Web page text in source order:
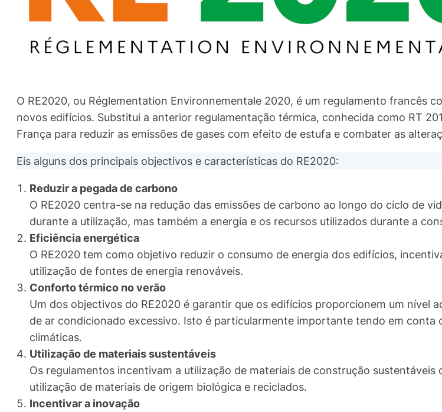
O RE2020, ou Réglementation Environnementale 2020, é um regulamento francês
novos edifícios. Substitui a anterior regulamentação térmica, conhecida como RT
França para reduzir as emissões de gases com efeito de estufa e combater as
Eis alguns dos principais objectivos e características do RE2020:
Reduzir a pegada de carbono
O RE2020 centra-se na redução das emissões de carbono ao longo do ciclo de
durante a utilização, mas também a energia e os recursos utilizados durante a
Eficiência energética
O RE2020 tem como objetivo reduzir o consumo de energia dos edifícios,
utilização de fontes de energia renováveis.
Conforto térmico no verão
Um dos objectivos do RE2020 é garantir que os edifícios proporcionem um nível
de ar condicionado excessivo. Isto é particularmente importante tendo em
climáticas.
Utilização de materiais sustentáveis
Os regulamentos incentivam a utilização de materiais de construção
utilização de materiais de origem biológica e reciclados.
Incentivar a inovação